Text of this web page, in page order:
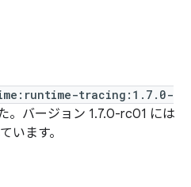
tracing:1.7.0-
。バージョン 1.7.0-rc01 には
います。